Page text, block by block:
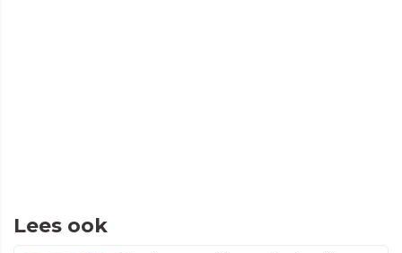
Lees ook